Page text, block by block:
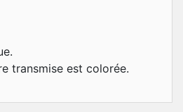
transmise est colorée.